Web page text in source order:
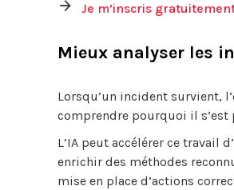
Je m’inscris
Mieux analyser les
Lorsqu’un incident survient,
comprendre pourquoi il s’est
L’IA peut accélérer ce travail
enrichir des méthodes
mise en place d’actions